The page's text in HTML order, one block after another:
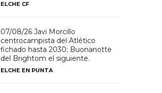
ELCHE CF
07/08/26 Javi Morcillo
centrocampista del Atlético
fichado hasta 2030; Buonanotte
del Brightom el siguiente.
ELCHE EN PUNTA